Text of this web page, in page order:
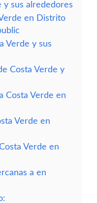
y sus alrededores
en Distrito
Verde y sus
Costa Verde y
Costa Verde en
Verde en
Verde en
a en